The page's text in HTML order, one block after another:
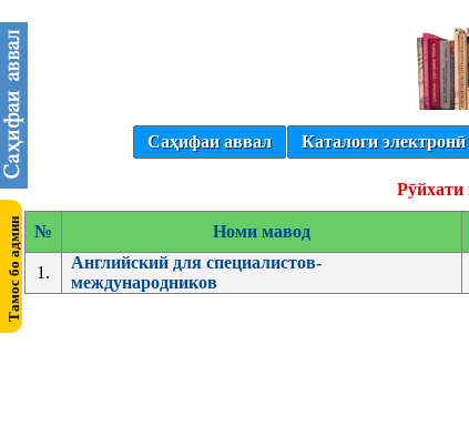
Саҳифаи аввал Каталоги электронӣ
Рӯйхати
№ Номи мавод
1.
Английский для специалистов-
международников